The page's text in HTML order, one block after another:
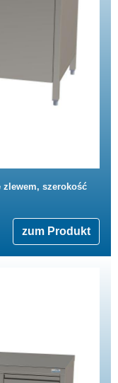
zlewem, szerokość
zum Produkt